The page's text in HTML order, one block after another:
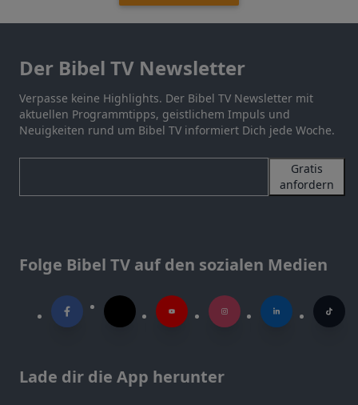
Der Bibel TV Newsletter
Verpasse keine Highlights. Der Bibel TV Newsletter mit
aktuellen Programmtipps, geistlichem Impuls und
Neuigkeiten rund um Bibel TV informiert Dich jede Woche.
Gratis
anfordern
Folge Bibel TV auf den sozialen Medien
Lade dir die App herunter